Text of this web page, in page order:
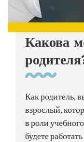
Какова
Как родитель,
взрослый,
в роли
будете